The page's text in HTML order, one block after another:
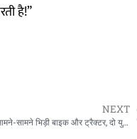
है!”
NEXT
रामानुजगंज की सड़क बनी मौत का मैदान: आमने-सामने भिड़ी बाइक और ट्रैक्टर, दो युवकों की दर्दनाक मौत,